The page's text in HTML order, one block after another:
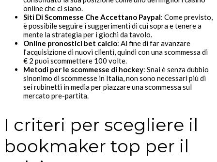
online che ci siano.
Siti Di Scommesse Che Accettano Paypal: Come previsto,
è possibile seguire i suggerimenti di cui sopra e tenere a
mente la strategia per i giochi da tavolo.
Online pronostici bet calcio: Al fine di far avanzare
l’acquisizione di nuovi clienti, quindi con una scommessa di
€ 2 puoi scommettere 100 volte.
Metodi per le scommesse di hockey: Snai è senza dubbio
sinonimo di scommesse in Italia, non sono necessari più di
sei rubinetti in media per piazzare una scommessa sul
mercato pre-partita.
I criteri per scegliere il
bookmaker top per il